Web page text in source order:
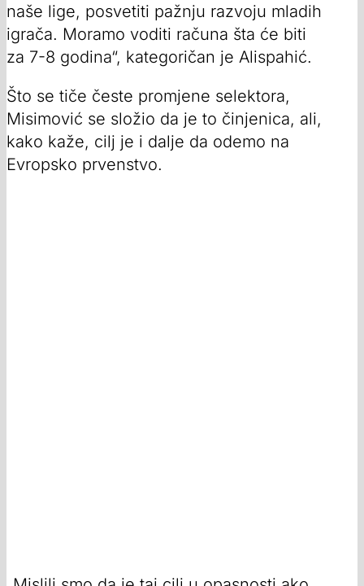
naše lige, posvetiti pažnju razvoju mladih
igrača. Moramo voditi računa šta će biti
za 7-8 godina“, kategoričan je Alispahić.
Što se tiče česte promjene selektora,
Misimović se složio da je to činjenica, ali,
kako kaže, cilj je i dalje da odemo na
Evropsko prvenstvo.